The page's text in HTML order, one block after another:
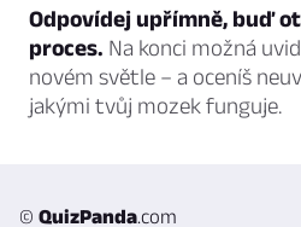
Odpovídej upřímně, buď
proces. Na konci možná
novém světle – a oceníš
jakými tvůj mozek funguje.
© QuizPanda.com